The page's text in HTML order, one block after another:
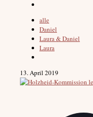
alle
Daniel
Laura & Daniel
Laura
13. April 2019